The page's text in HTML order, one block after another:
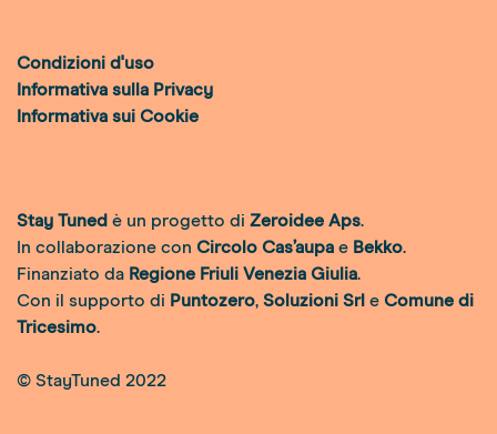
Condizioni d'uso
Informativa sulla Privacy
Informativa sui Cookie
Stay Tuned è un progetto di Zeroidee Aps.
In collaborazione con Circolo Cas’aupa e Bekko.
Finanziato da Regione Friuli Venezia Giulia.
Con il supporto di Puntozero, Soluzioni Srl e Comune di
Tricesimo.
© StayTuned 2022